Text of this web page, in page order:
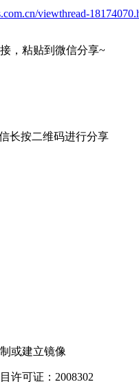
viewthread-
，粘贴到微信分享~
长按二维码进行分享
或建立镜像
许可证：2008302